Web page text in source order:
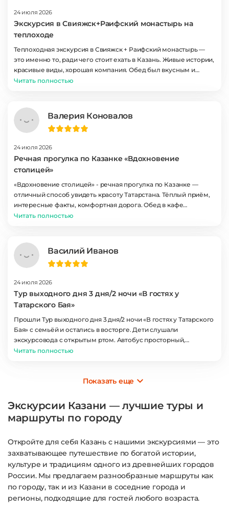
24 июля 2026
Экскурсия в Свияжск+Раифский монастырь на
теплоходе
Теплоходная экскурсия в Свияжск + Раифский монастырь —
это именно то, ради чего стоит ехать в Казань. Живые истории,
красивые виды, хорошая компания. Обед был вкусным и
сытным, гид учёл пожелания группы. Пять звёзд без
Читать полностью
Валерия Коновалов
24 июля 2026
Речная прогулка по Казанке «Вдохновение
столицей»
«Вдохновение столицей» - речная прогулка по Казанке —
отличный способ увидеть красоту Татарстана. Тёплый приём,
интересные факты, комфортная дорога. Обед в кафе
порадовал разнообразием. Спасибо организаторам за заботу
Читать полностью
Василий Иванов
24 июля 2026
Тур выходного дня 3 дня/2 ночи «В гостях у
Татарского Бая»
Прошли Тур выходного дня 3 дня/2 ночи «В гостях у Татарского
Бая» с семьёй и остались в восторге. Дети слушали
экскурсовода с открытым ртом. Автобус просторный,
кондиционер работал. Такие поездки объединяют и
Читать полностью
Показать еще
Экскурсии Казани — лучшие туры и
маршруты по городу
Откройте для себя Казань с нашими экскурсиями — это
захватывающее путешествие по богатой истории,
культуре и традициям одного из древнейших городов
России. Мы предлагаем разнообразные маршруты как
по городу, так и из Казани в соседние города и
регионы, подходящие для гостей любого возраста.